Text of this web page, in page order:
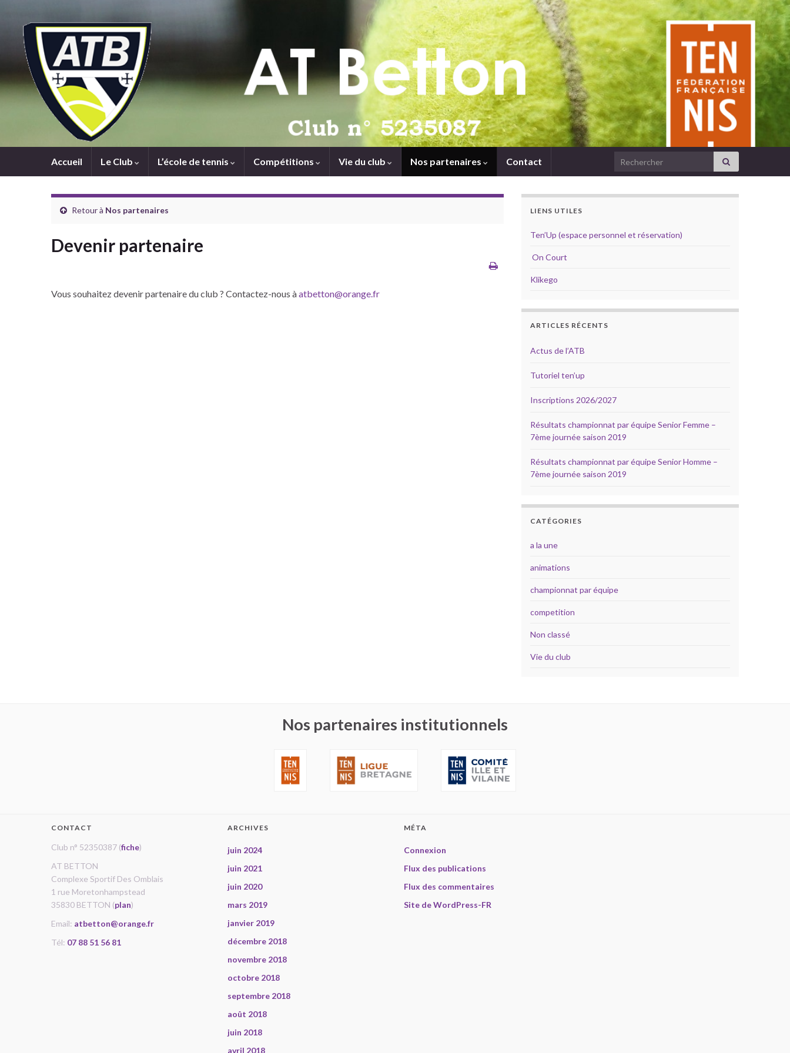
Accueil Le Club L’école de tennis Compétitions Vie du club Nos partenaires Contact Search for:
Retour à Nos partenaires
Devenir partenaire
Vous souhaitez devenir partenaire du club ? Contactez-nous àatbetton@orange.fr
LIENS UTILES
Ten’Up (espace personnel et réservation)
On Court
Klikego
ARTICLES RÉCENTS
Actus de l’ATB
Tutoriel ten’up
Inscriptions 2026/2027
Résultats championnat par équipe Senior Femme –
7ème journée saison 2019
Résultats championnat par équipe Senior Homme –
7ème journée saison 2019
CATÉGORIES
a la une
animations
championnat par équipe
competition
Non classé
Vie du club
Nos partenaires institutionnels
CONTACT
Club n° 52350387 (fiche)
AT BETTON
Complexe Sportif Des Omblais
1 rue Moretonhampstead
35830 BETTON (plan)
Email: atbetton@orange.fr
Tél: 07 88 51 56 81
ARCHIVES
juin 2024
juin 2021
juin 2020
mars 2019
janvier 2019
décembre 2018
novembre 2018
octobre 2018
septembre 2018
août 2018
juin 2018
avril 2018
MÉTA
Connexion
Flux des publications
Flux des commentaires
Site de WordPress-FR